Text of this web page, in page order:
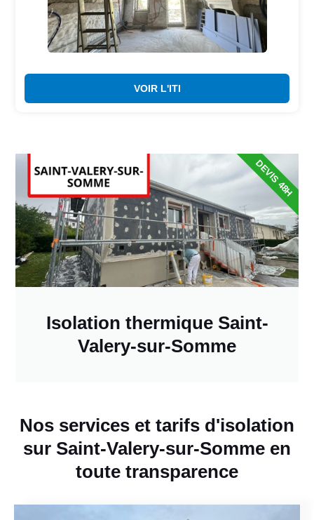
VOIR L'ITI
Isolation thermique Saint-
Valery-sur-Somme
DEVIS 48H
Nos services et tarifs d'isolation
sur Saint-Valery-sur-Somme en
toute transparence